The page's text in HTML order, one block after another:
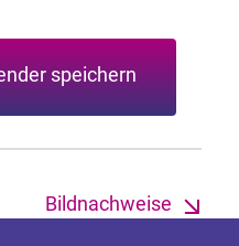
speichern
Bildnachweise